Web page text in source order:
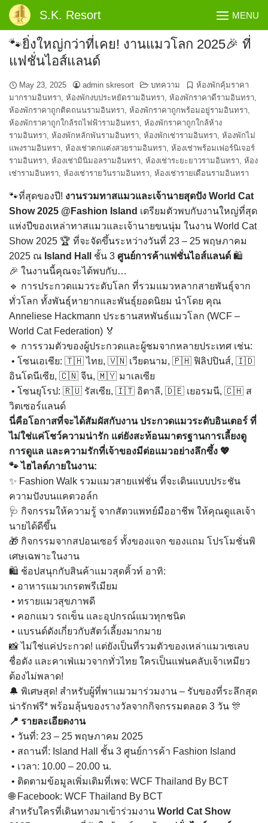
Skip
content
S.K. Resort MENU
🐾ยิ่งใหญ่กว่าที่เคย! งานแมวโลก 2025🎉 ที่
แฟชั่นไอส์แลนด์
May 23, 2025 admin skresort บทความ
ห้องพักคุ้มราคา
มากรามอินทรา, ห้องพักงบประหยัดรามอินทรา, ห้องพักราคาดีรามอินทรา,
ห้องพักราคาถูกติดถนนรามอินทรา, ห้องพักราคาถูกพร้อมอยู่รามอินทรา,
ห้องพักราคาถูกใกล้รถไฟฟ้ารามอินทรา, ห้องพักราคาถูกใกล้ห้าง
รามอินทรา, ห้องพักหลักพันรามอินทรา, ห้องพักเช่ารามอินทรา, ห้องพักไม่
แพงรามอินทรา, ห้องเช่าตกแต่งสวยรามอินทรา, ห้องเช่าพร้อมเฟอร์นิเจอร์
รามอินทรา, ห้องเช่ามินิมอลรามอินทรา, ห้องเช่าระยะยาวรามอินทรา, ห้อง
เช่ารามอินทรา, ห้องเช่ารายวันรามอินทรา, ห้องเช่ารายเดือนรามอินทรา
🐾ที่สุดของปี! งานรวมทาสแมวและเจ้านายสุดปัง World Cat
Show 2025 @Fashion Island เตรียมตัวพบกับงานใหญ่ที่สุด
แห่งปีของเหล่าทาสแมวและเจ้านายขนนุ่ม ในงาน World Cat
Show 2025 🏆 ที่จะจัดขึ้นระหว่างวันที่ 23 – 25 พฤษภาคม
2025 ณ Island Hall ชั้น 3 ศูนย์การค้าแฟชั่นไอส์แลนด์ 🛍️
🎉 ในงานนี้คุณจะได้พบกับ…
🔹 การประกวดแมวระดับโลก ที่รวมแมวหลากสายพันธุ์จาก
ทั่วโลก ทั้งพันธุ์หายากและพันธุ์ยอดนิยม นำโดย คุณ
Anneliese Hackmann ประธานสหพันธ์แมวโลก (WCF –
World Cat Federation) 🏅
🔹 การรวมตัวของผู้ประกวดและผู้ชมจากหลายประเทศ เช่น:
• โซนเอเชีย: 🇹🇭 ไทย, 🇻🇳 เวียดนาม, 🇵🇭 ฟิลิปปินส์, 🇮🇩
อินโดนีเซีย, 🇨🇳 จีน, 🇲🇾 มาเลเซีย
• โซนยุโรป: 🇷🇺 รัสเซีย, 🇮🇹 อิตาลี, 🇩🇪 เยอรมนี, 🇨🇭 ส
วิตเซอร์แลนด์
นี่คือโอกาสที่จะได้สัมผัสกับงาน ประกวดแมวระดับอินเตอร์ ที่
ไม่ใช่แค่โชว์ความน่ารัก แต่ยังสะท้อนมาตรฐานการเลี้ยงดู
การดูแล และความรักที่เจ้าของมีต่อแมวอย่างลึกซึ้ง 💖
🐾 ไฮไลต์ภายในงาน:
✨ Fashion Walk รวมแมวสายแฟชั่น ที่จะเดินแบบประชัน
ความปังบนแคตวอล์ก
🩺 กิจกรรมให้ความรู้ จากสัตวแพทย์มืออาชีพ ให้คุณดูแลเจ้า
นายได้ดีขึ้น
🎁 กิจกรรมจากสปอนเซอร์ ทั้งของแจก ของแถม โปรโมชั่นพิ
เศษเฉพาะในงาน
🛍️ ช้อปสนุกกับสินค้าแมวสุดคิ้วท์ อาทิ:
• อาหารแมวเกรดพรีเมียม
• ทรายแมวสุขภาพดี
• คอกแมว รถเข็น และอุปกรณ์แมวทุกชนิด
• แบรนด์ดังเกี่ยวกับสัตว์เลี้ยงมากมาย
📸 ไม่ใช่แค่ประกวด! แต่ยังเป็นที่รวมตัวของเหล่าแมวเซเลบ
ชื่อดัง และคาเฟ่แมวจากทั่วไทย ใครเป็นแฟนคลับเจ้าเหมียว
ต้องไม่พลาด!
🔔 พิเศษสุด! สำหรับผู้ที่พาแมวมาร่วมงาน – รับของที่ระลึกสุด
น่ารักฟรี* พร้อมลุ้นของรางวัลจากกิจกรรมตลอด 3 วัน 🎊
📍 รายละเอียดงาน
• วันที่: 23 – 25 พฤษภาคม 2025
• สถานที่: Island Hall ชั้น 3 ศูนย์การค้า Fashion Island
• เวลา: 10.00 – 20.00 น.
• ติดตามข้อมูลเพิ่มเติมที่เพจ: WCF Thailand By BCT
🌐 Facebook: WCF Thailand By BCT
สำหรับใครที่เดินทางมาเข้าร่วมงาน World Cat Show